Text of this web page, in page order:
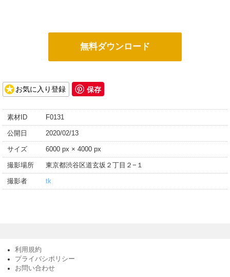
無料ダウンロード
お気に入り登録 保存
素材ID F0131
公開日 2020/02/13
サイズ 6000 px × 4000 px
撮影場所 東京都渋谷区道玄坂２丁目２−１
撮影者 tk
利用規約
プライバシポリシー
お問い合わせ